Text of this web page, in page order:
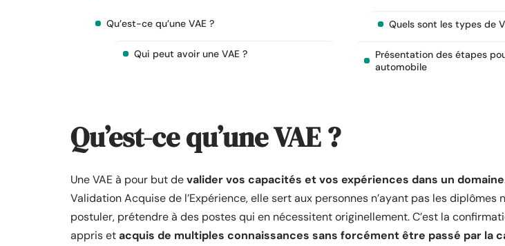
Qu’est-ce qu’une VAE ?
Qui peut avoir une VAE ?
Quels sont les types de
Présentation des étapes
automobile
Qu’est-ce qu’une VAE ?
Une VAE à pour but devalider vos capacités et vos expériences dans un domaine
Validation Acquise de l’Expérience, elle sert aux personnes n’ayant pas les diplômes
postuler, prétendre à des postes qui en nécessitent originellement. C’est la
appris etacquis de multiples connaissances sans forcément être passé par la